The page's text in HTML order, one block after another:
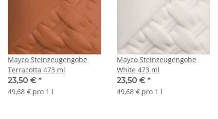
Mayco Steinzeugengobe
Terracotta 473 ml
23,50 € *
49,68 € pro 1 l
Mayco Steinzeugengobe
White 473 ml
23,50 € *
49,68 € pro 1 l